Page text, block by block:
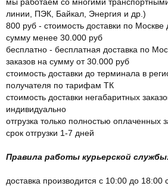
линии, ПЭК, Байкал, Энергия и др.)
800 руб - стоимость доставки по Москве
сумму менее 30.000 руб
бесплатно - бесплатная доставка по
заказов на сумму от 30.000 руб
стоимость доставки до терминала в
получателя по тарифам ТК
стоимость доставки негабаритных
индивидуально
отгрузка только полностью оплаченных
срок отгрузки 1-7 дней
Правила работы курьерской
доставка производится с 10:00 до 18:00